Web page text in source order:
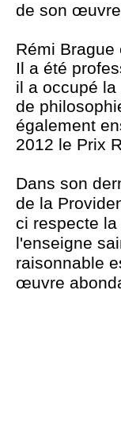
de son
Rémi
Il a été
il a occupé
de
également
2012 le Prix
Dans son
de la
ci respecte
l'enseigne
raisonnable
œuvre